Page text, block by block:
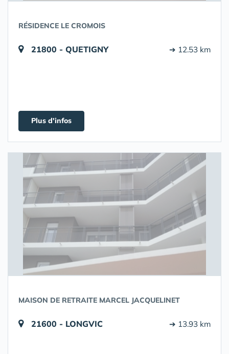
RÉSIDENCE LE CROMOIS
21800 - QUETIGNY ➔ 12.53 km
Plus d'infos
MAISON DE RETRAITE MARCEL JACQUELINET
21600 - LONGVIC ➔ 13.93 km